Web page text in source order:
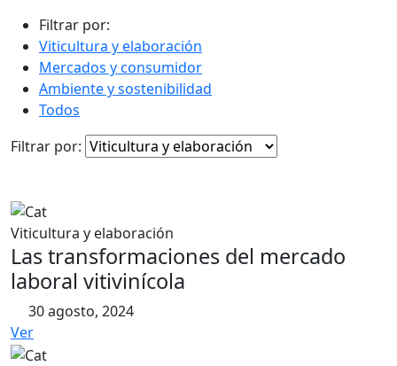
Filtrar por:
Viticultura y elaboración
Mercados y consumidor
Ambiente y sostenibilidad
Todos
Filtrar por:
Viticultura y elaboración
Las transformaciones del mercado
laboral vitivinícola
30 agosto, 2024
Ver